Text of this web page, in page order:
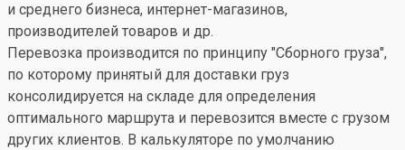
и среднего бизнеса, интернет-магазинов,
производителей товаров и др.
Перевозка производится по принципу "Сборного груза",
по которому принятый для доставки груз
консолидируется на складе для определения
оптимального маршрута и перевозится вместе с грузом
других клиентов. В калькуляторе по умолчанию